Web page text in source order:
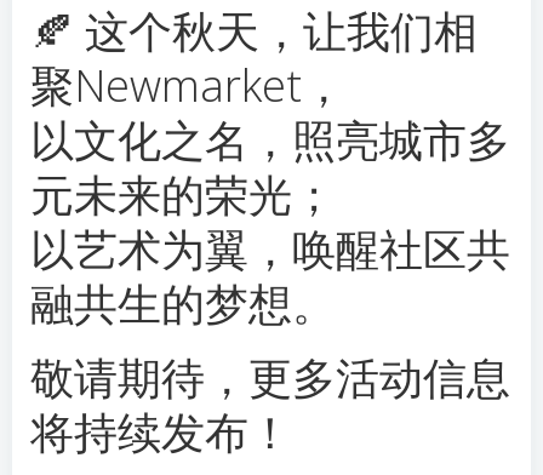
🍂 这个秋天，让我们相
聚Newmarket，
以文化之名，照亮城市多
元未来的荣光；
以艺术为翼，唤醒社区共
融共生的梦想。
敬请期待，更多活动信息
将持续发布！